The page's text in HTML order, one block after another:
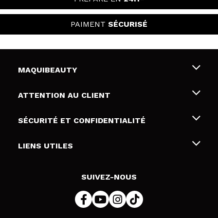
PAIMENT SÉCURISÉ
MAQUIBEAUTY
Qui sommes nous
Cartes-cadeaux
ATTENTION AU CLIENT
Livraison & retour
Modes de paiement
SÉCURITÉ ET CONFIDENTIALITÉ
Conditions et confidentialité
LIENS UTILES
SUIVEZ-NOUS